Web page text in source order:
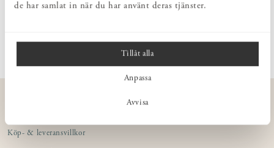
de har samlat in när du har använt deras tjänster.
Tillåt alla
Anpassa
Avvisa
Köp- & leveransvillkor